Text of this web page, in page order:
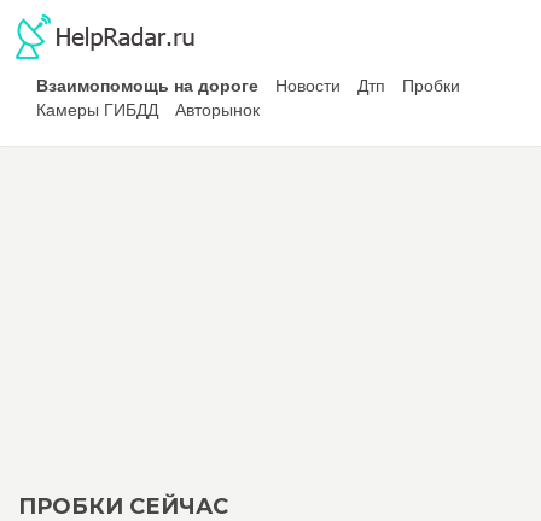
Взаимопомощь на дороге Новости Дтп
Пробки
Камеры ГИБДД
Авторынок
ПРОБКИ СЕЙЧАС